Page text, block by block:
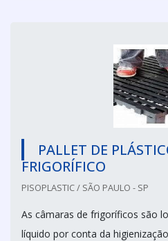
PALLET DE
FRIGORÍFICO
PISOPLASTIC / SÃO PAULO - SP
As câmaras de frigoríficos são
líquido por conta da